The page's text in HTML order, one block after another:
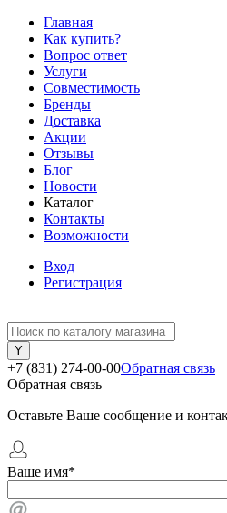
Главная
Как купить?
Вопрос ответ
Услуги
Совместимость
Бренды
Доставка
Акции
Отзывы
Блог
Новости
Каталог
Контакты
Возможности
Вход
Регистрация
+7 (831) 274-00-00Обратная связь
Обратная связь
Оставьте Ваше сообщение и
Ваше имя*